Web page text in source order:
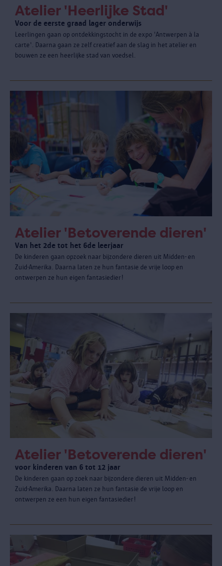
Atelier 'Heerlijke Stad'
Voor de eerste graad lager onderwijs
Leerlingen gaan op ontdekkingstocht in de expo 'Antwerpen à la
carte'. Daarna gaan ze zelf creatief aan de slag in het atelier en
bouwen ze een heerlijke stad van voedsel.
Atelier 'Betoverende dieren'
Van het 2de tot het 6de leerjaar
De kinderen gaan opzoek naar bijzondere dieren uit Midden- en
Zuid-Amerika. Daarna laten ze hun fantasie de vrije loop en
ontwerpen ze hun eigen fantasiedier!
Atelier 'Betoverende dieren'
voor kinderen van 6 tot 12 jaar
De kinderen gaan op zoek naar bijzondere dieren uit Midden- en
Zuid-Amerika. Daarna laten ze hun fantasie de vrije loop en
ontwerpen ze een hun eigen fantasiedier!